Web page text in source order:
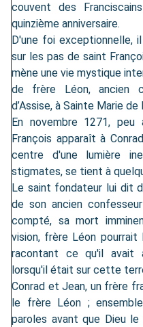
couvent des
quinzième anniversaire.
D'une foi exceptionnelle,
sur les pas de saint
mène une vie mystique
de frère Léon, ancien
d’Assise, à Sainte Marie
En novembre 1271,
François apparaît à
centre d'une lumière
stigmates, se tient à
Le saint fondateur lui dit
de son ancien
compté, sa mort
vision, frère Léon
racontant ce qu'il avait
lorsqu'il était sur cette
Conrad et Jean, un frère
le frère Léon ;
paroles avant que Dieu